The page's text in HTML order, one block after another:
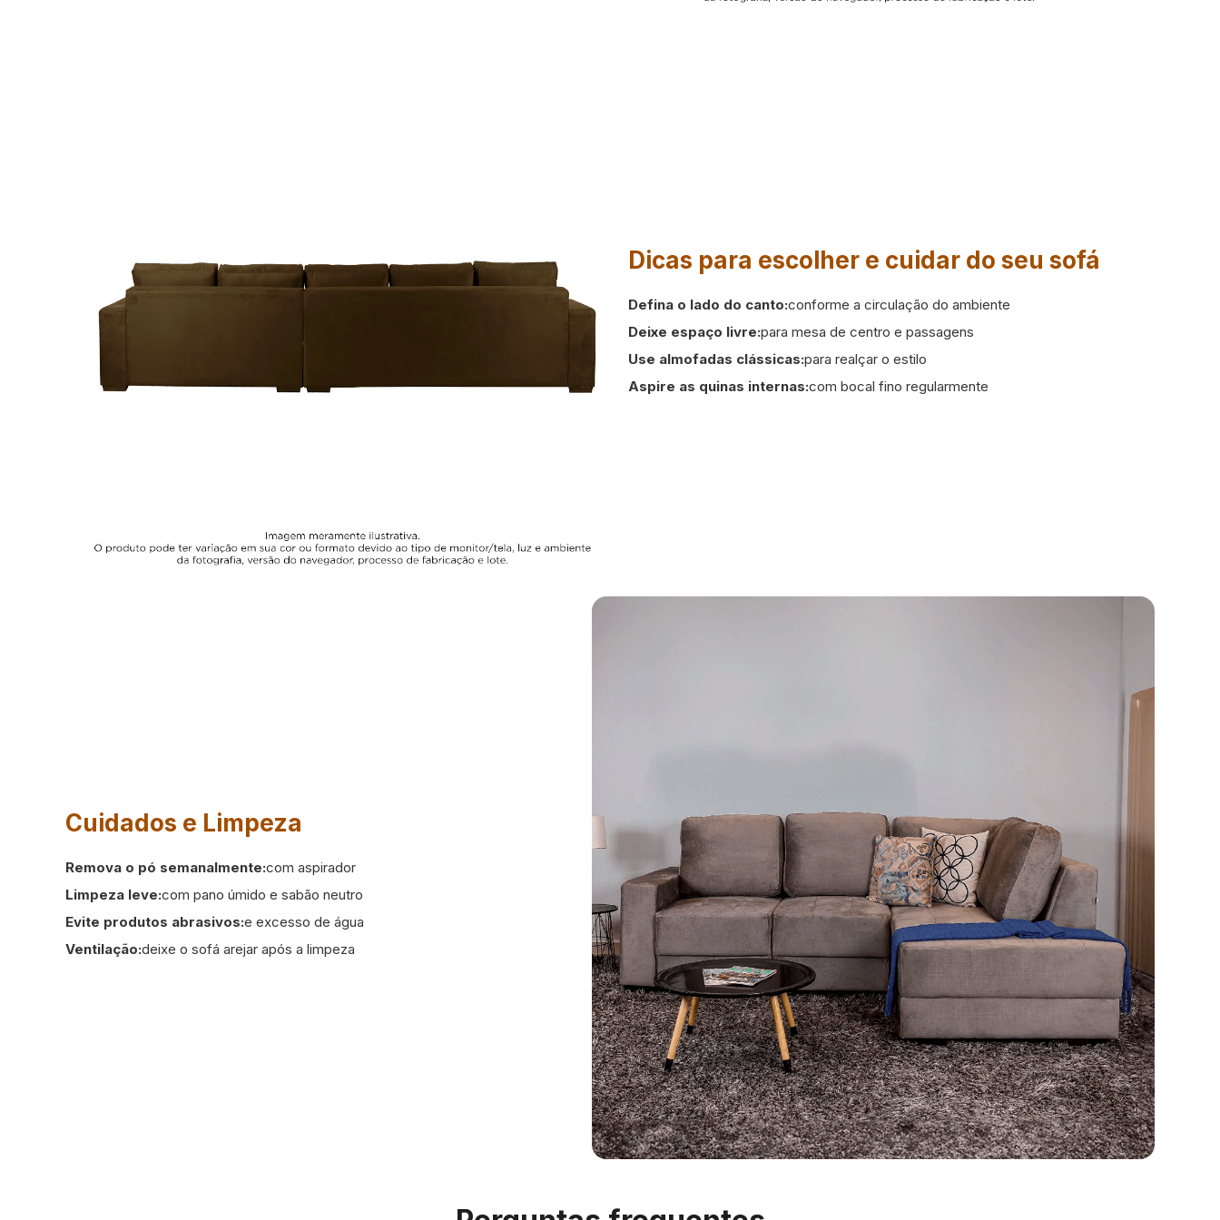
Dicas para escolher e cuidar do seu sofá
Defina o lado do canto:conforme a circulação do ambiente
Deixe espaço livre:para mesa de centro e passagens
Use almofadas clássicas:para realçar o estilo
Aspire as quinas internas:com bocal fino regularmente
Cuidados e Limpeza
Remova o pó semanalmente:com aspirador
Limpeza leve:com pano úmido e sabão neutro
Evite produtos abrasivos:e excesso de água
Ventilação:deixe o sofá arejar após a limpeza